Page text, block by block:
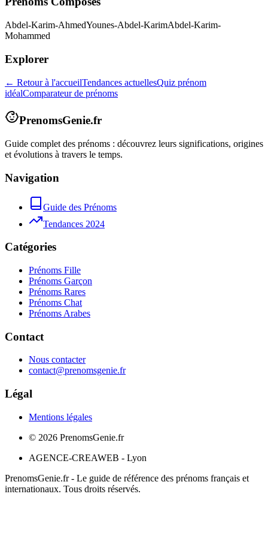
Abdel-Karim-AhmedYounes-Abdel-KarimAbdel-Karim-
Mohammed
Explorer
← Retour à l'accueilTendances actuellesQuiz prénom
idéalComparateur de prénoms
PrenomsGenie.fr
Guide complet des prénoms : découvrez leurs significations, origines
et évolutions à travers le temps.
Navigation
Guide des Prénoms
Tendances 2024
Catégories
Prénoms Fille
Prénoms Garçon
Prénoms Rares
Prénoms Chat
Prénoms Arabes
Contact
Nous contacter
contact@prenomsgenie.fr
Légal
Mentions légales
© 2026 PrenomsGenie.fr
AGENCE-CREAWEB - Lyon
PrenomsGenie.fr - Le guide de référence des prénoms français et
internationaux. Tous droits réservés.